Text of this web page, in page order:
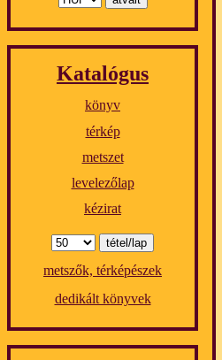
Katalógus
könyv
térkép
metszet
levelezőlap
kézirat
metszők, térképészek
dedikált könyvek